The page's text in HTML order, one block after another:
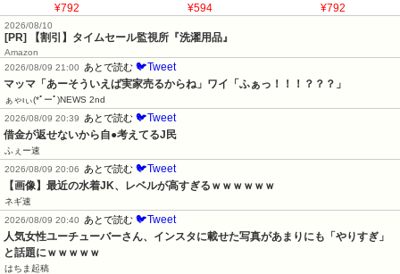
¥792 ¥594 ¥792
2026/08/10
[PR] 【割引】タイムセール監視所『洗濯用品』
Amazon
2026/08/09 21:00 あとで読む 🐦Tweet
マッマ「あーそういえば実家売るからね」ワイ「ふぁっ！！！？？？」
ぁゃιぃ(*ﾟーﾟ)NEWS 2nd
2026/08/09 20:39 あとで読む 🐦Tweet
借金が返せないから自●考えてるJ民
ふぇー速
2026/08/09 20:06 あとで読む 🐦Tweet
【画像】最近の水着JK、レベルが高すぎるｗｗｗｗｗｗ
ネギ速
2026/08/09 20:40 あとで読む 🐦Tweet
人気女性ユーチューバーさん、インスタに載せた写真があまりにも「やりすぎ」
と話題にｗｗｗｗｗ
はちま起稿